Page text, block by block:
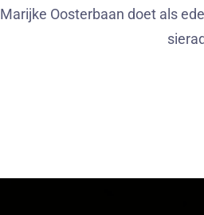
Marijke Oosterbaan doet als